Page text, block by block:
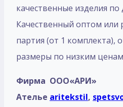
качественные изделия по
Качественный оптом или
партия (от 1 комплекта),
размеры по низким ценам
Фирма ООО«АРИ»
Ателье aritekstil,